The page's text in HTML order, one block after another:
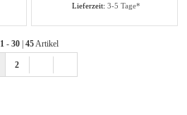
Lieferzeit: 3-5 Tage*
1- 30| 45Artikel
2